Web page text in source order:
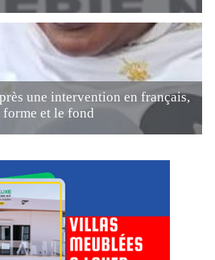
une intervention en français,
forme et le fond